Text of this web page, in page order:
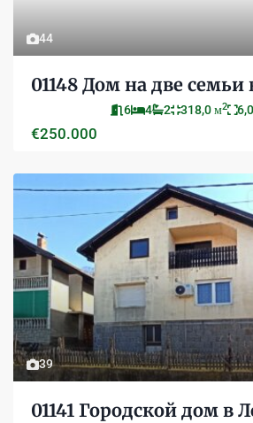
44
01148 Дом на две семьи
6 4 2 318,0 м2
€250.000
39
01141 Городской дом в